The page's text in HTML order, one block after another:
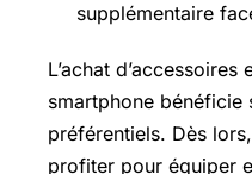
supplémentaire
L’achat
smartphone bénéficie
préférentiels. Dès
profiter pour équiper